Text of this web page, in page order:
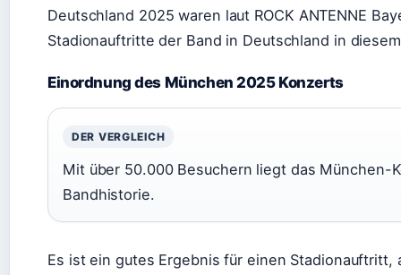
Deutschland 2025 waren laut ROCK ANTENNE
Stadionauftritte der Band in Deutschland in
Einordnung des München 2025 Konzerts
DER VERGLEICH
Mit über 50.000 Besuchern liegt das
Bandhistorie.
Es ist ein gutes Ergebnis für einen